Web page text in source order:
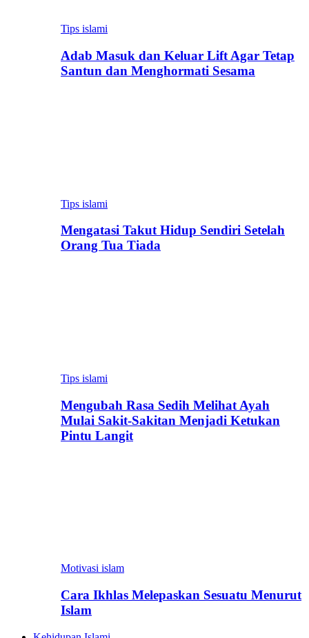
Tips islami
Adab Masuk dan Keluar Lift Agar Tetap
Santun dan Menghormati Sesama
Tips islami
Mengatasi Takut Hidup Sendiri Setelah
Orang Tua Tiada
Tips islami
Mengubah Rasa Sedih Melihat Ayah
Mulai Sakit-Sakitan Menjadi Ketukan
Pintu Langit
Motivasi islam
Cara Ikhlas Melepaskan Sesuatu Menurut
Islam